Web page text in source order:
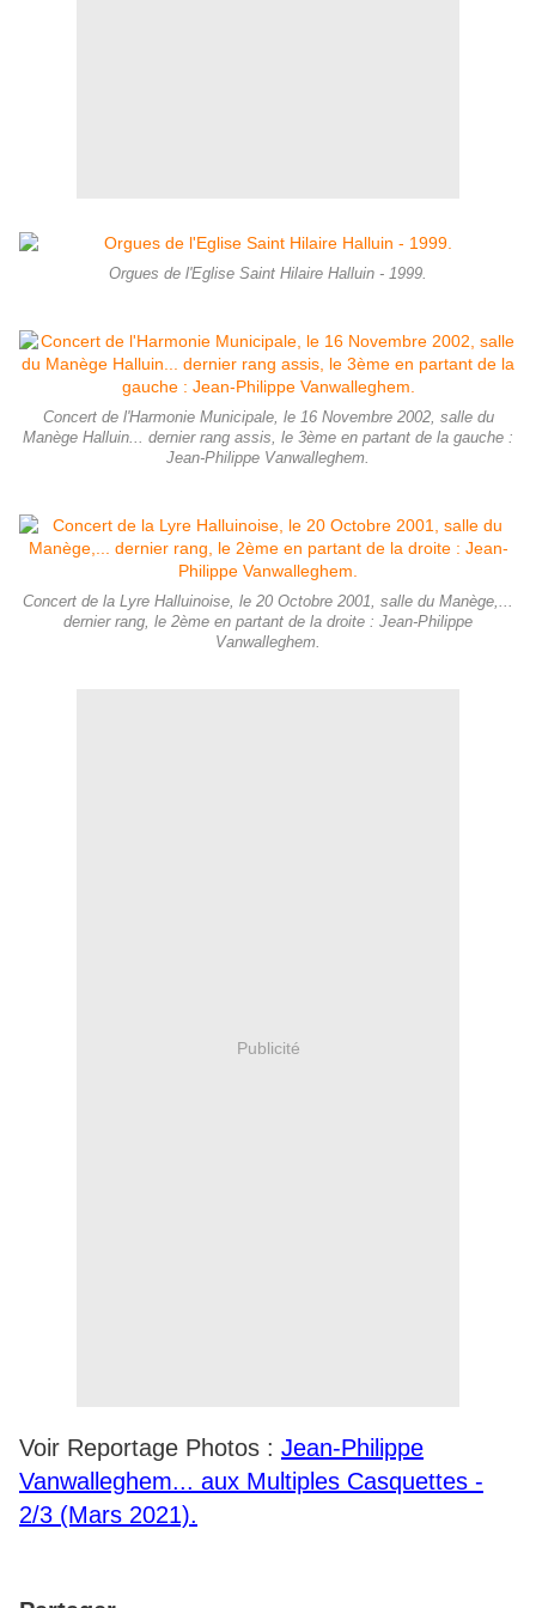
Orgues de l'Eglise Saint Hilaire Halluin - 1999.
Concert de l'Harmonie Municipale, le 16 Novembre 2002, salle du
Manège Halluin... dernier rang assis, le 3ème en partant de la gauche :
Jean-Philippe Vanwalleghem.
Concert de la Lyre Halluinoise, le 20 Octobre 2001, salle du Manège,...
dernier rang, le 2ème en partant de la droite : Jean-Philippe
Vanwalleghem.
Publicité
Voir Reportage Photos : Jean-Philippe
Vanwalleghem... aux Multiples Casquettes -
2/3 (Mars 2021).